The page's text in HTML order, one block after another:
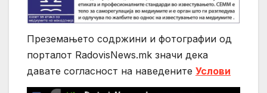
Преземањето содржини и фотографии од
порталот RadovisNews.mk значи дека
давате согласност на нaведените Услови